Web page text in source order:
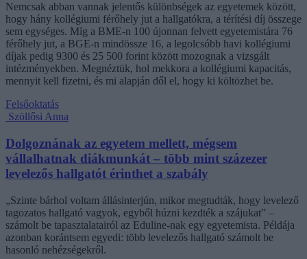
Nemcsak abban vannak jelentős különbségek az egyetemek között,
hogy hány kollégiumi férőhely jut a hallgatókra, a térítési díj összege
sem egységes. Míg a BME-n 100 újonnan felvett egyetemistára 76
férőhely jut, a BGE-n mindössze 16, a legolcsóbb havi kollégiumi
díjak pedig 9300 és 25 500 forint között mozognak a vizsgált
intézményekben. Megnéztük, hol mekkora a kollégiumi kapacitás,
mennyit kell fizetni, és mi alapján dől el, hogy ki költözhet be.
Felsőoktatás
Szöllősi Anna
Dolgoznának az egyetem mellett, mégsem
vállalhatnak diákmunkát – több mint százezer
levelezős hallgatót érinthet a szabály
„Szinte bárhol voltam állásinterjún, mikor megtudták, hogy levelező
tagozatos hallgató vagyok, egyből húzni kezdték a szájukat” –
számolt be tapasztalatairól az Eduline-nak egy egyetemista. Példája
azonban korántsem egyedi: több levelezős hallgató számolt be
hasonló nehézségekről.